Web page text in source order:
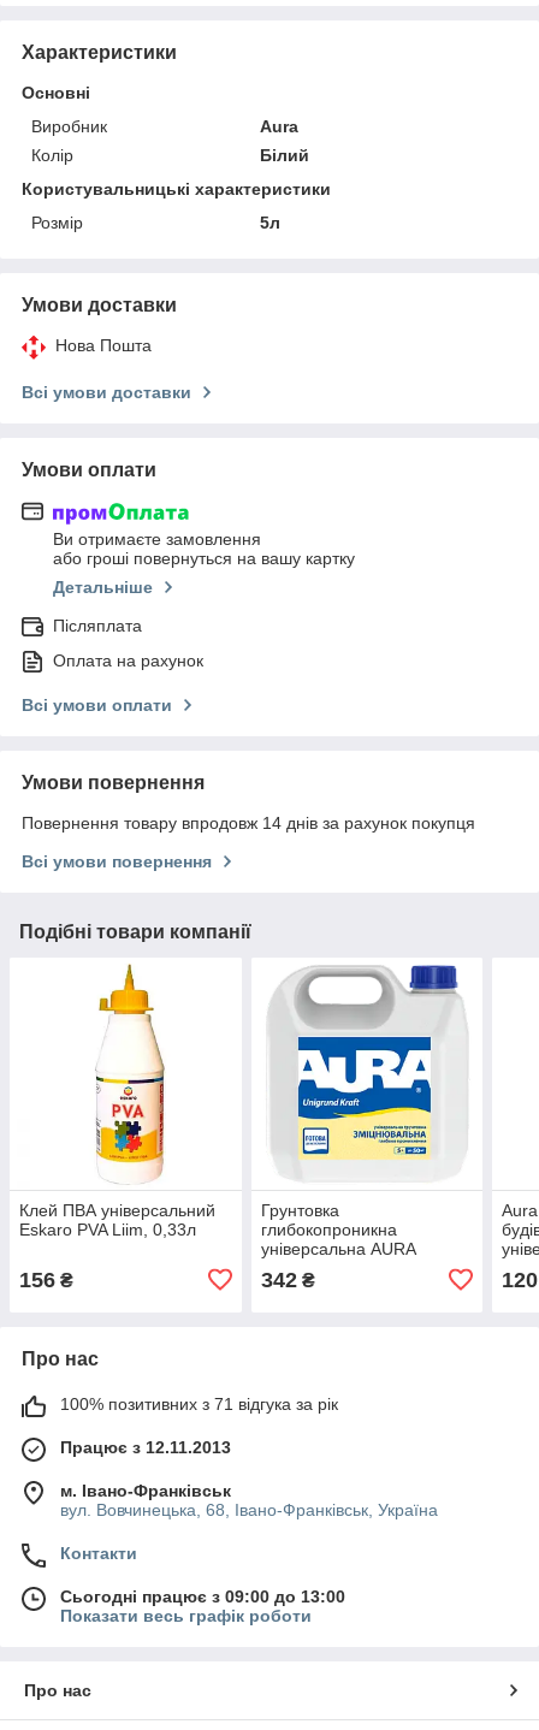
Характеристики
Основні
Виробник
Aura
Колір
Білий
Користувальницькі характеристики
Розмір
5л
Умови доставки
Нова Пошта
Всі умови доставки
Умови оплати
Ви отримаєте замовлення
або гроші повернуться на вашу картку
Детальніше
Післяплата
Оплата на рахунок
Всі умови оплати
Умови повернення
Повернення товару впродовж 14 днів за рахунок покупця
Всі умови повернення
Подібні товари компанії
Клей ПВА універсальний
Eskaro PVA Liim, 0,33л
156 ₴
Грунтовка
глибокопроникна
універсальна AURA
342₴ 120
Про нас
100% позитивних з 71 відгука за рік
Працює з 12.11.2013
м. Івано-Франківськ
вул. Вовчинецька, 68, Івано-Франківськ, Україна
Контакти
Сьогодні працює з 09:00 до 13:00
Показати весь графік роботи
Про нас